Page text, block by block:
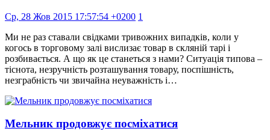
Ср, 28 Жов 2015 17:57:54 +0200 1
Ми не раз ставали свідками тривожних випадків, коли у
когось в торговому залі вислизає товар в скляній тарі і
розбивається. А що як це станеться з нами? Ситуація типова –
тіснота, незручність розташування товару, поспішність,
незграбність чи звичайна неуважність і…
Мельник продовжує посміхатися